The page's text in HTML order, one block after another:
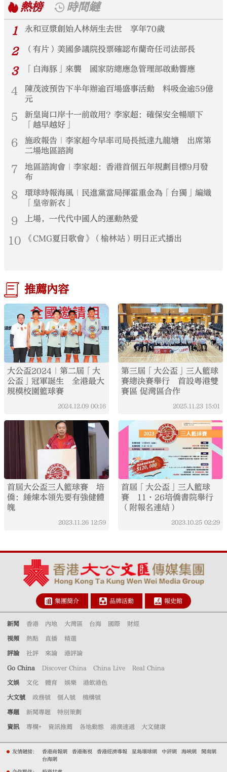
熱榜
時間鏈
1
永和豆漿創始人林炳生去世 享年70歲
2 （有片）美國參議院投票確認布蘭奇任司法部長
3 「白海豚」來襲 國家防總應急管理部啟動響應
4
陳茂波預告下半年辦逾百場盛事活動 料吸金逾59億
元
5
新皇崗口岸十一前啟用？李家超：確保安全暢順下
「越早越好」
6
施政報告｜李家超今早率司局長抵達九龍塘 出席第
二場地區諮詢
7
地區諮詢會｜李家超：香港首個五年規劃目標9月發
布
8
環球時報海風｜民進黨當局揮霍重金為「台獨」編織
「皇帝新衣」
9 上場，一代代中國人的運動熱愛
10 《CMG夏日歌會》（榆林站）明日正式播出
推薦內容
大公盃2024｜第二屆「大
公盃」冠軍誕生 全港最大
規模校園籃球賽
2024.12.09 00:16
第三屆「大公盃」三人籃球
賽總決賽舉行 首設粵港雙
賽區 促灣區合作
2025.11.23 15:01
首屆大公盃三人籃球賽 培
僑：錘煉本領先要有強健體
魄
2023.11.26 12:59
首屆「大公盃」三人籃球
賽 11·26培僑書院舉行
（附報名連結）
2023.10.25 02:29
集團簡介 品牌活動 報史館
新聞 香港 內地 大灣區 台海 國際 財經
視頻 熱點 直播 精選
評論 社評 來論 港評論
Go China Discover China China Live Real China
文娛 文化 體育 娛樂 港飲港色
大文號 政務號 個人號 機構號
專題 新聞專題 特別策劃
資訊 專欄+ 資訊推薦 各地動態 港澳速遞 大文健康
友情鏈接： 香港商報網 香港衛視 香港經濟導報 星島環球網 中評網 海峽網
閩南網
台海網